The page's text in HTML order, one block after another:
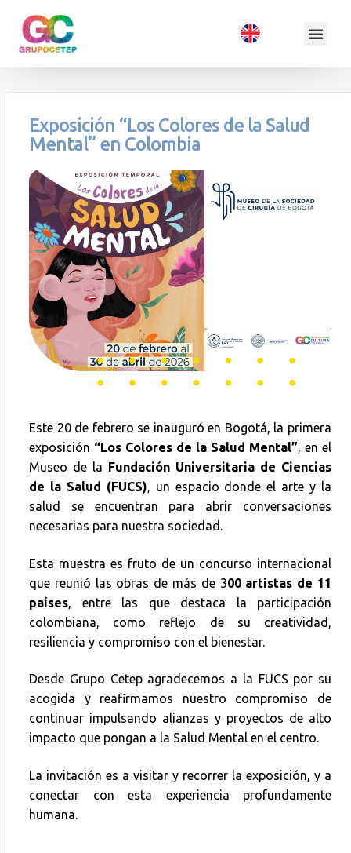
Exposición “Los Colores de la Salud
Mental” en Colombia
Este 20 de febrero se inauguró en Bogotá, la primera
exposición “Los Colores de la Salud Mental”, en el
Museo de la Fundación Universitaria de Ciencias
de la Salud (FUCS), un espacio donde el arte y la
salud se encuentran para abrir conversaciones
necesarias para nuestra sociedad.
Esta muestra es fruto de un concurso internacional
que reunió las obras de más de 300 artistas de 11
países, entre las que destaca la participación
colombiana, como reflejo de su creatividad,
resiliencia y compromiso con el bienestar.
Desde Grupo Cetep agradecemos a la FUCS por su
acogida y reafirmamos nuestro compromiso de
continuar impulsando alianzas y proyectos de alto
impacto que pongan a la Salud Mental en el centro.
La invitación es a visitar y recorrer la exposición, y a
conectar con esta experiencia profundamente
humana.